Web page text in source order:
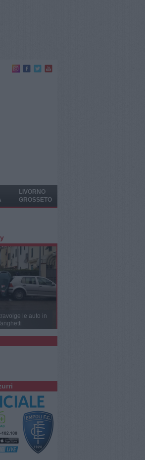
LIVORNO
GROSSETO
le auto in